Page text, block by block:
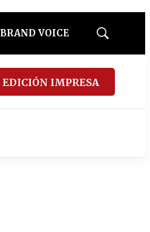
BRAND VOICE
Mostrar
EDICIÓN IMPRESA